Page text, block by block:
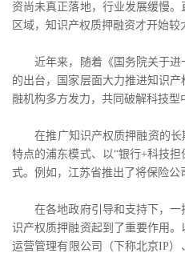
资尚未真正落地，行业发展缓慢
区域，知识产权质押融资才开始较
近年来，随着《国务院关于进一
的出台，国家层面大力推进知识
融机构多方发力，共同破解科技型
在推广知识产权质押融资的长期
特点的浦东模式、以“银行+科技
式。例如，江苏省推出了将保险公
在各地政府引导和支持下，一批
识产权质押融资起到了重要作用
运营管理有限公司（下称北京IP